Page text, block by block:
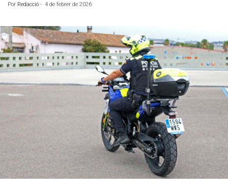
Por Redacció - 4 de febrer de 2026